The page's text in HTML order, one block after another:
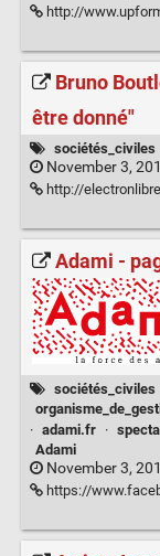
http://
Bruno
être donné"
sociétés_civiles
November 3,
http://
Adami -
sociétés_civiles
· adami.fr ·
Adami
November 3,
https://